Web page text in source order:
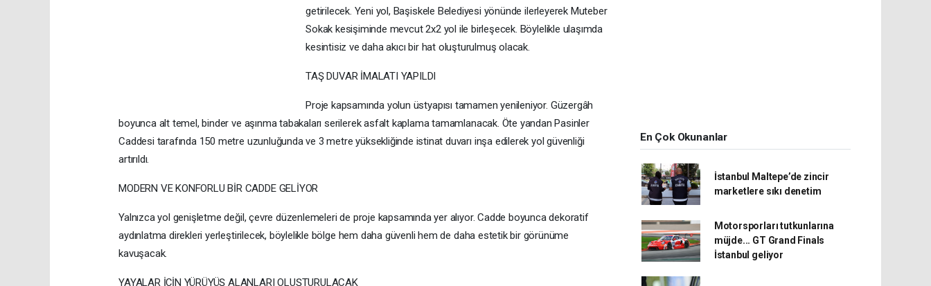
getirilecek. Yeni yol, Başiskele Belediyesi yönünde ilerleyerek Muteber
Sokak kesişiminde mevcut 2x2 yol ile birleşecek. Böylelikle ulaşımda
kesintisiz ve daha akıcı bir hat oluşturulmuş olacak.
TAŞ DUVAR İMALATI YAPILDI
Proje kapsamında yolun üstyapısı tamamen yenileniyor. Güzergâh
boyunca alt temel, binder ve aşınma tabakaları serilerek asfalt kaplama tamamlanacak. Öte yandan Pasinler
Caddesi tarafında 150 metre uzunluğunda ve 3 metre yüksekliğinde istinat duvarı inşa edilerek yol güvenliği
artırıldı.
MODERN VE KONFORLU BİR CADDE GELİYOR
Yalnızca yol genişletme değil, çevre düzenlemeleri de proje kapsamında yer alıyor. Cadde boyunca dekoratif
aydınlatma direkleri yerleştirilecek, böylelikle bölge hem daha güvenli hem de daha estetik bir görünüme
kavuşacak.
YAYALAR İÇİN YÜRÜYÜŞ ALANLARI OLUŞTURULACAK
En Çok Okunanlar
İstanbul Maltepe’de zincir
marketlere sıkı denetim
Motorsporları tutkunlarına
müjde... GT Grand Finals
İstanbul geliyor